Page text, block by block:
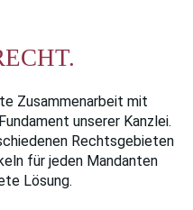
Zusammenarbeit mit
unserer Kanzlei.
Rechtsgebieten
für jeden Mandanten
Lösung.